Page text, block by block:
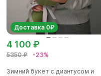
Доставка 0₽
5350 ₽ -23%
4 100 ₽
Зимний букет с диантусом и